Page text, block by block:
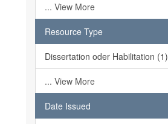
... View More
Resource Type
Dissertation oder Habilitation (1)
... View More
Date Issued